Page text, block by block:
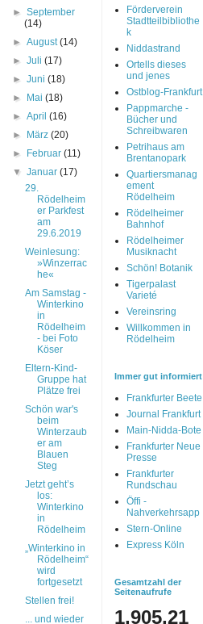
►September
(14)
►August(14)
►Juli(17)
►Juni(18)
►
Mai(18)
►April(16)
►
März(20)
►
Februar(11)
▼Januar(17)
29.
Rödelheim
er Parkfest
am
29.6.2019
Weinlesung:
»Winzerrac
he«
Am Samstag -
Winterkino
in
Rödelheim
- bei Foto
Köser
Eltern-Kind-
Gruppe hat
Plätze frei
Schön war's
beim
Winterzaub
er am
Blauen
Steg
Jetzt geht’s
los:
Winterkino
in
Rödelheim
„Winterkino in
Rödelheim“
wird
fortgesetzt
Stellen frei!
... und wieder
Förderverein
Stadtteilbibliothe
k
Niddastrand
Ortells dieses
und jenes
Ostblog-Frankfurt
Pappmarche -
Bücher und
Schreibwaren
Petrihaus am
Brentanopark
Quartiersmanag
ement
Rödelheim
Rödelheimer
Bahnhof
Rödelheimer
Musiknacht
Schön! Botanik
Tigerpalast
Varieté
Vereinsring
Willkommen in
Rödelheim
Immer gut informiert
Frankfurter Beete
Journal Frankfurt
Main-Nidda-Bote
Frankfurter Neue
Presse
Frankfurter
Rundschau
Öffi -
Nahverkehrsapp
Stern-Online
Express Köln
Gesamtzahl der
Seitenaufrufe
1,905,21